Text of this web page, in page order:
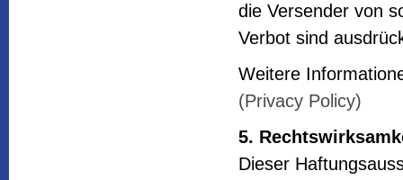
die Versender von
Verbot sind
Weitere
(Privacy Policy)
5.
Dieser